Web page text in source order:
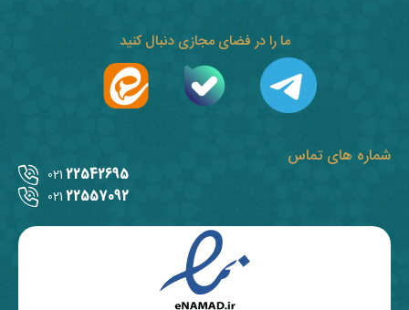
شماره های تماس
22542695
021
22557092
021
ما را در فضای مجازی دنبال کنید